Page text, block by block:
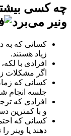
چه کسی
ونیر می‌برد
کسانی که به
زیاد هستند.
افرادی با
اگر مشکلات
کسانی که
جلسه انجام
افرادی که
و با کمترین
کسانی که
دهند یا وینر